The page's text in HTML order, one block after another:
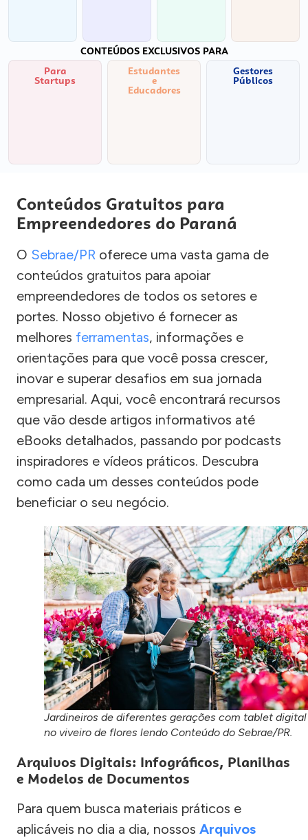
CONTEÚDOS EXCLUSIVOS PARA
Para
Startups
Estudantes
e
Educadores
Gestores
Públicos
Conteúdos Gratuitos para
Empreendedores do Paraná
O Sebrae/PR oferece uma vasta gama de
conteúdos gratuitos para apoiar
empreendedores de todos os setores e
portes. Nosso objetivo é fornecer as
melhores ferramentas, informações e
orientações para que você possa crescer,
inovar e superar desafios em sua jornada
empresarial. Aqui, você encontrará recursos
que vão desde artigos informativos até
eBooks detalhados, passando por podcasts
inspiradores e vídeos práticos. Descubra
como cada um desses conteúdos pode
beneficiar o seu negócio.
Jardineiros de diferentes gerações com tablet digital
no viveiro de flores lendo Conteúdo do Sebrae/PR.
Arquivos Digitais: Infográficos, Planilhas
e Modelos de Documentos
Para quem busca materiais práticos e
aplicáveis no dia a dia, nossos Arquivos